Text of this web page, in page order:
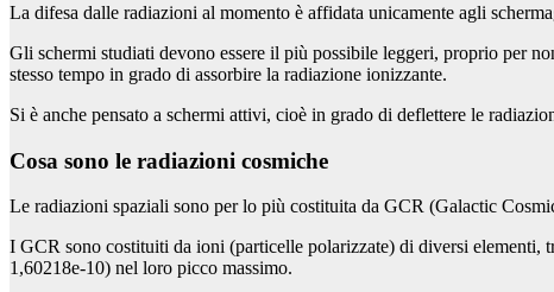
La difesa dalle radiazioni al momento è affidata unicamente agli
Gli schermi studiati devono essere il più possibile leggeri, proprio per
stesso tempo in grado di assorbire la radiazione ionizzante.
Si è anche pensato a schermi attivi, cioè in grado di deflettere le
Cosa sono le radiazioni cosmiche
Le radiazioni spaziali sono per lo più costituita da GCR (Galactic
I GCR sono costituiti da ioni (particelle polarizzate) di diversi elementi,
1,60218e-10) nel loro picco massimo.